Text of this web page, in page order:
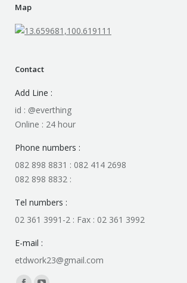
Map
Contact
Add Line :
id : @everthing
Online : 24 hour
Phone numbers :
082 898 8831 : 082 414 2698
082 898 8832 :
Tel numbers :
02 361 3991-2 : Fax : 02 361 3992
E-mail :
etdwork23@gmail.com
Find us on: